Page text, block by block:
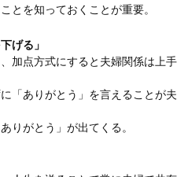
とを知っておくことが重要。
げる」
加点方式にすると夫婦関係は上手
「ありがとう」を言えることが夫
りがとう」が出てくる。